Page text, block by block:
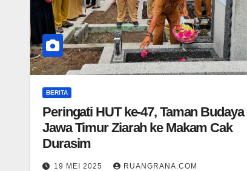
BERITA
Peringati HUT ke-47, Taman Budaya
Jawa Timur Ziarah ke Makam Cak
Durasim
19 MEI 2025 RUANGRANA.COM